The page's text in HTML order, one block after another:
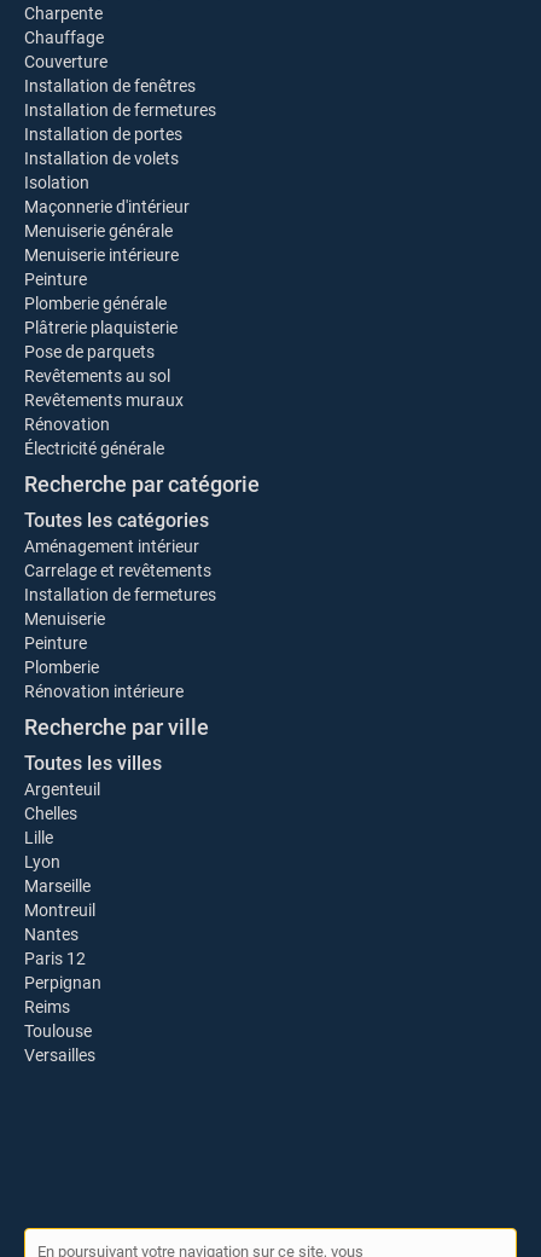
Charpente
Chauffage
Couverture
Installation de fenêtres
Installation de fermetures
Installation de portes
Installation de volets
Isolation
Maçonnerie d'intérieur
Menuiserie générale
Menuiserie intérieure
Peinture
Plomberie générale
Plâtrerie plaquisterie
Pose de parquets
Revêtements au sol
Revêtements muraux
Rénovation
Électricité générale
Recherche par catégorie
Toutes les catégories
Aménagement intérieur
Carrelage et revêtements
Installation de fermetures
Menuiserie
Peinture
Plomberie
Rénovation intérieure
Recherche par ville
Toutes les villes
Argenteuil
Chelles
Lille
Lyon
Marseille
Montreuil
Nantes
Paris 12
Perpignan
Reims
Toulouse
Versailles
En poursuivant votre navigation sur ce site, vous